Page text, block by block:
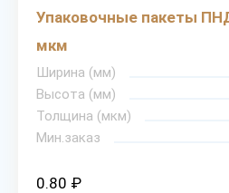
Упаковочные пакеты
мкм
Ширина (мм)
Высота (мм)
Толщина (мкм)
Мин.заказ
0.80 ₽